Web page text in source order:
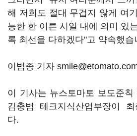
해 저희도 절대 무겁지 않게 여
능한 한 이른 시일 내에 의미 있
록 최선을 다하겠다"고 약속했습
이범종 기자
이 기사는 뉴스토마토 보도준
김충범 테크지식산업부장이 최
다.